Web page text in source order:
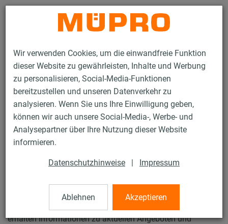
Wir verwenden Cookies, um die einwandfreie Funktion
dieser Website zu gewährleisten, Inhalte und Werbung
zu personalisieren, Social-Media-Funktionen
bereitzustellen und unseren Datenverkehr zu
analysieren. Wenn Sie uns Ihre Einwilligung geben,
können wir auch unsere Social-Media-, Werbe- und
Analysepartner über Ihre Nutzung dieser Website
informieren.
Datenschutzhinweise | Impressum
Ablehnen Akzeptieren
Kontakt
Registrieren
Registrierung für
Geschäftskunden
erhalten Informationen zu aktuellen Angeboten und